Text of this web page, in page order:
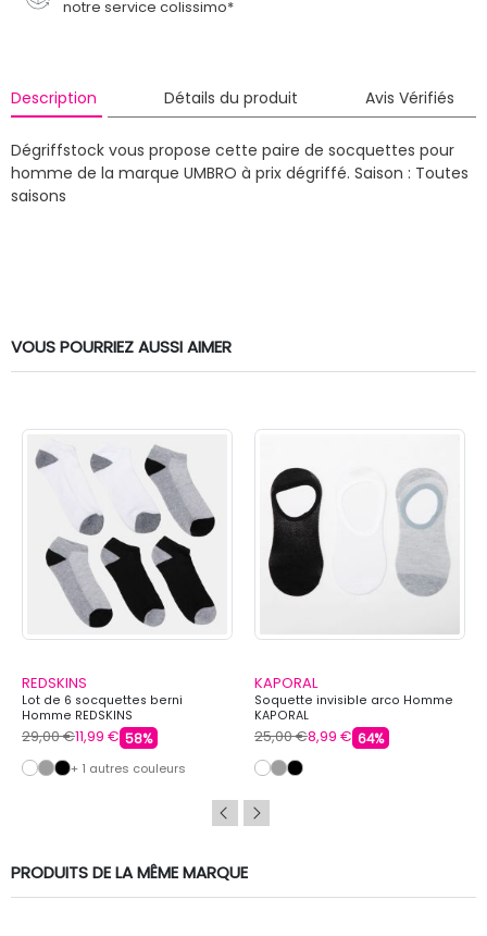
notre service colissimo*
Description Détails du produit Avis Vérifiés
Dégriffstock vous propose cette paire de socquettes pour
homme de la marque UMBRO à prix dégriffé. Saison : Toutes
saisons
VOUS POURRIEZ AUSSI AIMER
REDSKINS
Lot de 6 socquettes berni
Homme REDSKINS
29,00 €11,99 € 58%
+ 1 autres couleurs
KAPORAL
Soquette invisible arco Homme
KAPORAL
25,00 €8,99 € 64%
PRODUITS DE LA MÊME MARQUE